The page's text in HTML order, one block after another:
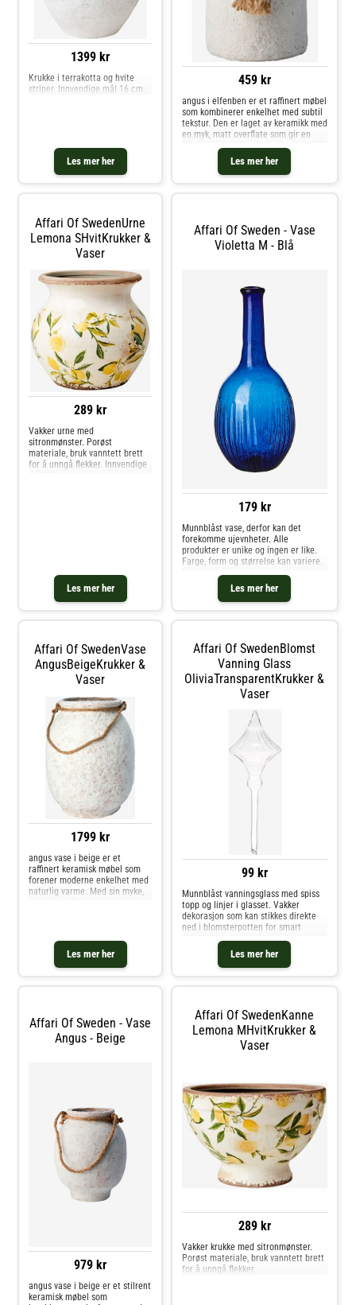
1399 kr
Les mer her
Krukke i terrakotta og hvite
striper. Innvendige mål 16 cm.
459 kr
Les mer her
angus i elfenben er et raffinert møbel
som kombinerer enkelhet med subtil
tekstur. Den er laget av keramikk med
en myk, matt overflate som gir en
følelse av ro og naturlig eleganse til
ethvert rom. Den rene formen og den
varme elfenbenstonen gjør den
Affari Of SwedenUrne
Lemona SHvitKrukker &
Vaser
289 kr
Les mer her
Vakker urne med
sitronmønster. Porøst
materiale, bruk vanntett brett
for å unngå flekker. Innvendige
Affari Of Sweden - Vase
Violetta M - Blå
179 kr
Les mer her
Munnblåst vase, derfor kan det
forekomme ujevnheter. Alle
produkter er unike og ingen er like.
Farge, form og størrelse kan variere.
Innvendige mål 2 cm.
Affari Of SwedenVase
AngusBeigeKrukker &
Vaser
1799 kr
Les mer her
angus vase i beige er et
raffinert keramisk møbel som
forener moderne enkelhet med
naturlig varme. Med sin myke,
fremhever både friske
Affari Of SwedenBlomst
Vanning Glass
OliviaTransparentKrukker &
Vaser
99 kr
Les mer her
Munnblåst vanningsglass med spiss
topp og linjer i glasset. Vakker
dekorasjon som kan stikkes direkte
ned i blomsterpotten for smart
trenger jevn vanning eller når du er
ute og reiser en dag. Unngå direkte
Affari Of Sweden - Vase
Angus - Beige
979 kr
angus vase i beige er et stilrent
keramisk møbel som
Affari Of SwedenKanne
Lemona MHvitKrukker &
Vaser
289 kr
Vakker krukke med sitronmønster.
Porøst materiale, bruk vanntett brett
for å unngå flekker.